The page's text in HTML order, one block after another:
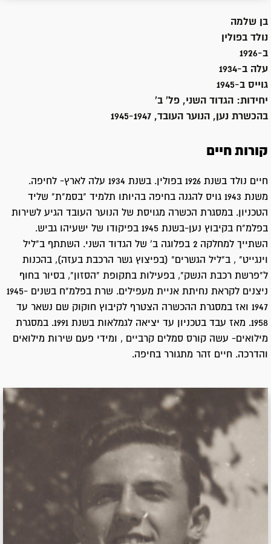
בן שלמה
נולד בפולין
ב-1926
עלה ב-1934
גוייס ב-1945
יחידות: הגדוד השני, פל' ב'
בהכשרת נען, הנוער העובד, 1945-1947
קורות חיים
חיים נולד בשנת 1926 בפולין. בשנת 1934 עלה לארץ- לחיפה.
משנת 1943 גויס להגנה בחיפה בהיותו תלמיד "בסמ"ת" שליד
הטכניון. במסגרת הכשרה מגויסת של הנוער העובד הגיע לשירות
בפלמ"ח בקיבוץ נען-בשנת 1945 בפיקודו של ישעיהו גביש.
השתייך למחלקה 2 בפלוגה ב' של הגדוד השני. השתתף ב"ליל
וינגייט" , ב"ליל הגשרים" (בפיצוץ גשר הרכבת בעזה), בהכנות
ל"פרשת רכבת הנשק", בפעילות בתקופת "הסזון", בסיור בחוף
ניצנים לקראת נחיתת אניית מעפילים. שרת בפלמ"ח בשנים 1945-
1947 ואז במסגרת ההכשרה הצטרף לקיבוץ חוקוק שם נשאר עד
1958. מאז עבד בטכניון עד יציאה לגמלאות בשנת 1991. במסגרת
מילואים- עשה קורס סמלים קרביים , ומידי פעם שירות מילואים
והדרכה. חיים זהר מתגורר בחיפה.